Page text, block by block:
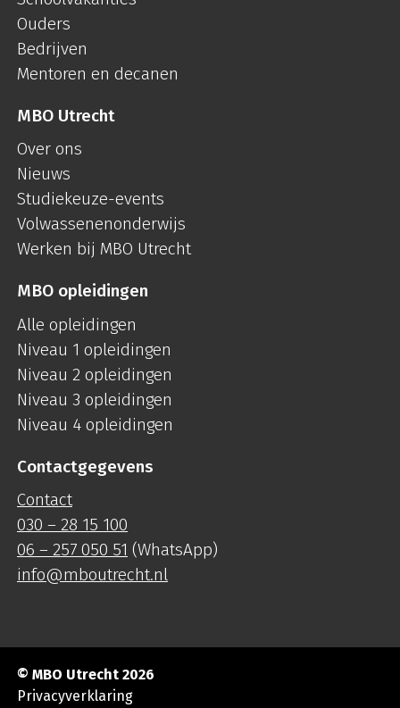
Ouders
Bedrijven
Mentoren en decanen
MBO Utrecht
Over ons
Nieuws
Studiekeuze-events
Volwassenenonderwijs
Werken bij MBO Utrecht
MBO opleidingen
Alle opleidingen
Niveau 1 opleidingen
Niveau 2 opleidingen
Niveau 3 opleidingen
Niveau 4 opleidingen
Contactgegevens
Contact
030 – 28 15 100
06 – 257 050 51 (WhatsApp)
info@mboutrecht.nl
© MBO Utrecht 2026
Privacyverklaring